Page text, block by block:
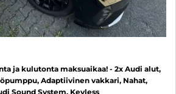
ja kulutonta maksuaikaa! - 2x Audi alut,
Adaptiivinen vakkari, Nahat,
Sound System, Keyless